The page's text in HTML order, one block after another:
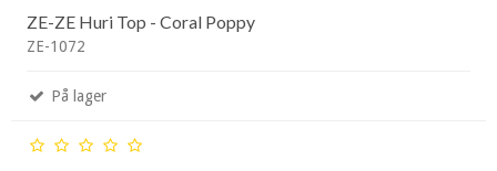
ZE-ZE Huri Top - Coral Poppy
ZE-1072
På lager